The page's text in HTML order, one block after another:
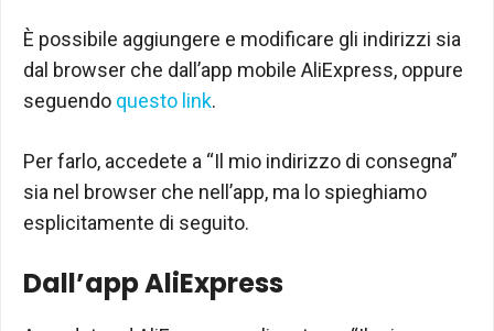
È possibile aggiungere e modificare gli indirizzi sia
dal browser che dall’app mobile AliExpress, oppure
seguendo questo link.
Per farlo, accedete a “Il mio indirizzo di consegna”
sia nel browser che nell’app, ma lo spieghiamo
esplicitamente di seguito.
Dall’app AliExpress